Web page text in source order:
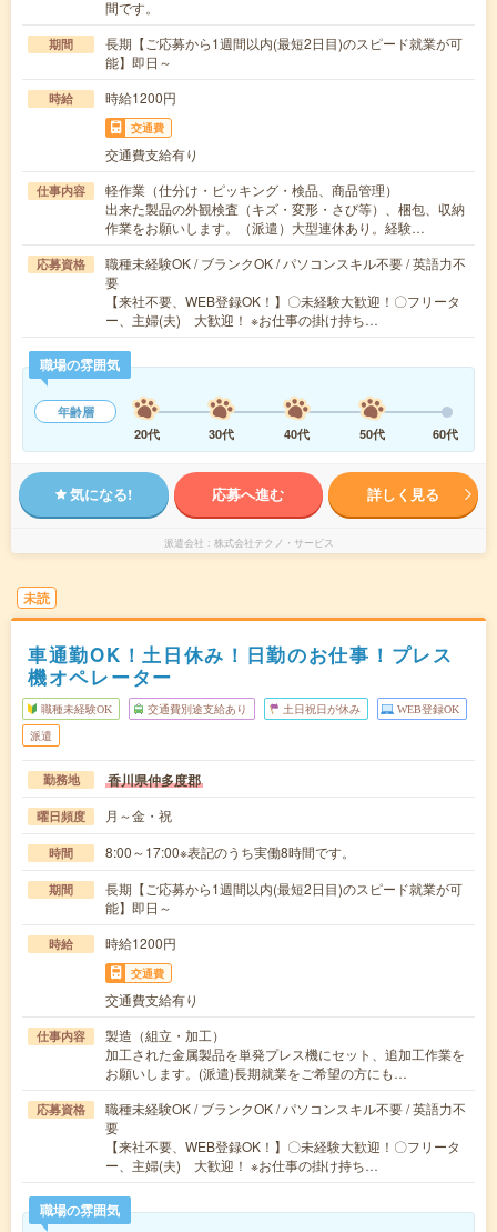
間です。
期間
長期【ご応募から1週間以内(最短2日目)のスピード就業が可
能】即日～
時給 時給1200円
交通費
交通費支給有り
仕事内容
軽作業（仕分け・ピッキング・検品、商品管理）
出来た製品の外観検査（キズ・変形・さび等）、梱包、収納
作業をお願いします。（派遣）大型連休あり。経験…
応募資格
職種未経験OK / ブランクOK / パソコンスキル不要 / 英語力不
要
【来社不要、WEB登録OK！】〇未経験大歓迎！〇フリータ
ー、主婦(夫) 大歓迎！ ※お仕事の掛け持ち…
職場の雰囲気
年齢層
20代
30代 40代 50代 60代
気になる! 応募へ進む 詳しく見る
派遣会社 株式会社テクノ・サービス
未読
車通勤OK！土日休み！日勤のお仕事！プレス
機オペレーター
職種未経験OK 交通費別途支給あり 土日祝日が休み WEB登録OK
派遣
勤務地 香川県仲多度郡
曜日頻度 月～金・祝
時間 8:00～17:00※表記のうち実働8時間です。
期間
長期【ご応募から1週間以内(最短2日目)のスピード就業が可
能】即日～
時給 時給1200円
交通費
交通費支給有り
仕事内容
製造（組立・加工）
加工された金属製品を単発プレス機にセット、追加工作業を
お願いします。(派遣)長期就業をご希望の方にも…
応募資格
職種未経験OK / ブランクOK / パソコンスキル不要 / 英語力不
要
【来社不要、WEB登録OK！】〇未経験大歓迎！〇フリータ
ー、主婦(夫) 大歓迎！ ※お仕事の掛け持ち…
職場の雰囲気